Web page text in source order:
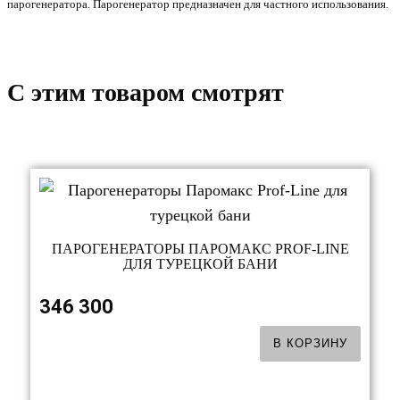
парогенератора. Парогенератор предназначен для частного использования.
C этим товаром смотрят
ПАРОГЕНЕРАТОРЫ ПАРОМАКС PROF-LINE
ДЛЯ ТУРЕЦКОЙ БАНИ
346 300
В КОРЗИНУ